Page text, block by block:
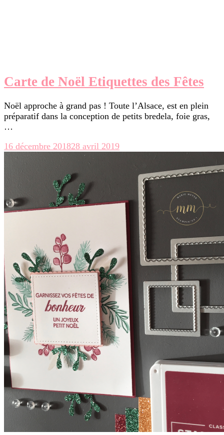
Carte de Noël Etiquettes des Fêtes
Noël approche à grand pas ! Toute l’Alsace, est en plein
préparatif dans la conception de petits bredela, foie gras,
…
16 décembre 201828 avril 2019